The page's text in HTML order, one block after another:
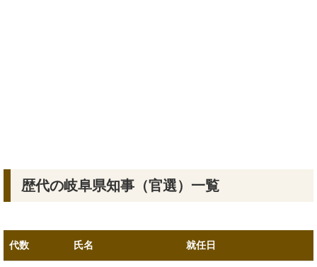
歴代の岐阜県知事（官選）一覧
代数 氏名 就任日